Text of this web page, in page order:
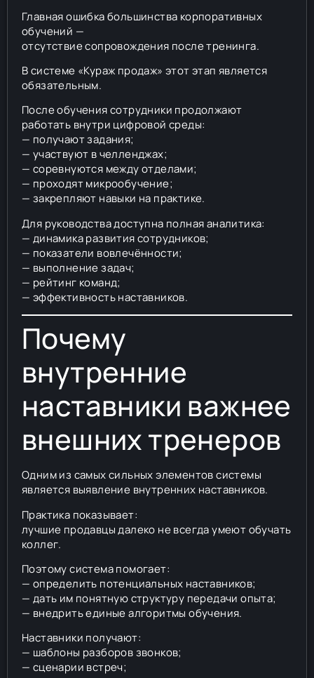
Главная ошибка большинства корпоративных
обучений —
отсутствие сопровождения после тренинга.
В системе «Кураж продаж» этот этап является
обязательным.
После обучения сотрудники продолжают
работать внутри цифровой среды:
— получают задания;
— участвуют в челленджах;
— соревнуются между отделами;
— проходят микрообучение;
— закрепляют навыки на практике.
Для руководства доступна полная аналитика:
— динамика развития сотрудников;
— показатели вовлечённости;
— выполнение задач;
— рейтинг команд;
— эффективность наставников.
Почему
внутренние
наставники важнее
внешних тренеров
Одним из самых сильных элементов системы
является выявление внутренних наставников.
Практика показывает:
лучшие продавцы далеко не всегда умеют обучать
коллег.
Поэтому система помогает:
— определить потенциальных наставников;
— дать им понятную структуру передачи опыта;
— внедрить единые алгоритмы обучения.
Наставники получают:
— шаблоны разборов звонков;
— сценарии встреч;